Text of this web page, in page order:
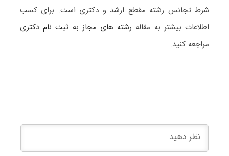
شرط تجانس رشته مقطع ارشد و دکتری است. برای کسب
اطلاعات بیشتر به مقاله رشته های مجاز به ثبت نام دکتری
مراجعه کنید.